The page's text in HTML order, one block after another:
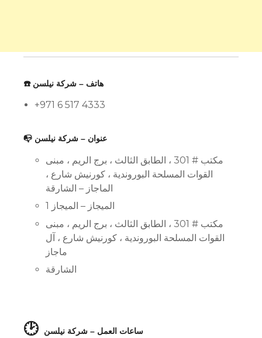
☎️ هاتف – شركة نيلسن
+971 6 517 4333
📭 عنوان – شركة نيلسن
مكتب # 301 ، الطابق الثالث ، برج الريم ، مبنى
القوات المسلحة البوروندية ، كورنيش شارع ،
الماجاز – الشارقة
الميجاز – الميجاز 1
مكتب # 301 ، الطابق الثالث ، برج الريم ، مبنى
القوات المسلحة البوروندية ، كورنيش شارع ، آل
ماجاز
الشارقة
🕑 ساعات العمل – شركة نيلسن